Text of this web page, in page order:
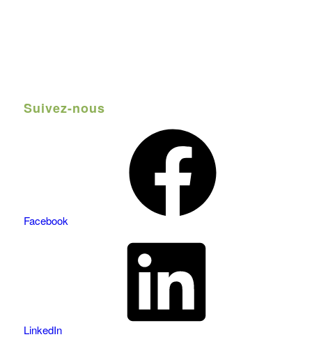
Suivez-nous
Facebook
LinkedIn